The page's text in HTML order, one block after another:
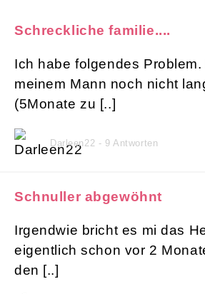
Schreckliche familie....
Ich habe folgendes
meinem Mann noch nicht
(5Monate zu [..]
Darleen22 - 9 Antworten
Schnuller abgewöhnt
Irgendwie bricht es mi das
eigentlich schon vor 2
den [..]